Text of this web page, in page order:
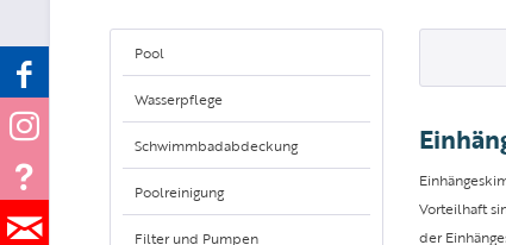
Pool
Wasserpflege
Schwimmbadabdeckung
Poolreinigung
Filter und Pumpen
Vorteilhaft
der